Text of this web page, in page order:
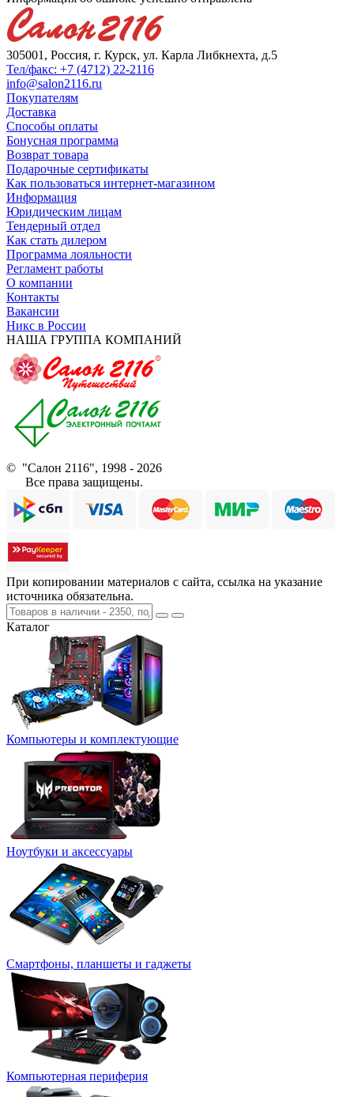
305001, Россия, г. Курск, ул. Карла Либкнехта, д.5
Тел/факс: +7 (4712) 22-2116
info@salon2116.ru
Покупателям
Доставка
Способы оплаты
Бонусная программа
Возврат товара
Подарочные сертификаты
Как пользоваться интернет-магазином
Информация
Юридическим лицам
Тендерный отдел
Как стать дилером
Программа лояльности
Регламент работы
О компании
Контакты
Вакансии
Никс в России
НАША ГРУППА КОМПАНИЙ
© "Салон 2116", 1998 - 2026
Все права защищены.
При копировании материалов с сайта, ссылка на указание
источника обязательна.
Каталог
Компьютеры и комплектующие
Ноутбуки и аксессуары
Смартфоны, планшеты и гаджеты
Компьютерная периферия